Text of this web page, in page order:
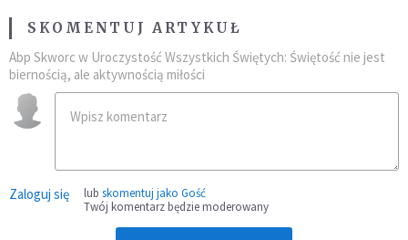
SKOMENTUJ ARTYKUŁ
Abp Skworc w Uroczystość Wszystkich Świętych: Świętość nie jest
biernością, ale aktywnością miłości
Zaloguj się lub skomentuj jako Gość
Twój komentarz będzie moderowany